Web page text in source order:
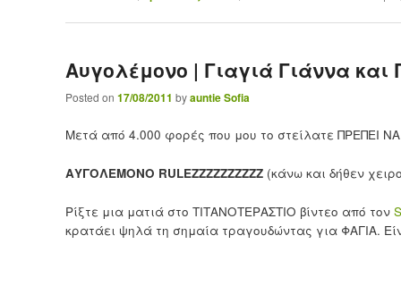
Αυγολέμονο | Γιαγιά Γιάννα και
Posted on 17/08/2011 byauntie Sofia
Μετά από 4.000 φορές που μου το στείλατε ΠΡΕΠΕΙ
ΑΥΓΟΛΕΜΟΝΟ RULEZZZZZZZZZZ(κάνω και δήθεν
Ρίξτε μια ματιά στο ΤΙΤΑΝΟΤΕΡΑΣΤΙΟ βίντεο από τον
κρατάει ψηλά τη σημαία τραγουδώντας για ΦΑΓΙΑ.